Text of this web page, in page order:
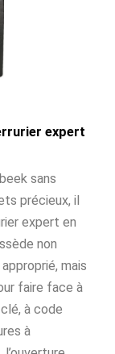
expert
sans
précieux, il
expert en
non
mais
faire face à
à code
à